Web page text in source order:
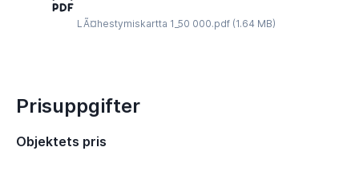
LÃ¤hestymiskartta 1_50 000.pdf (1.64 MB)
Prisuppgifter
Objektets pris